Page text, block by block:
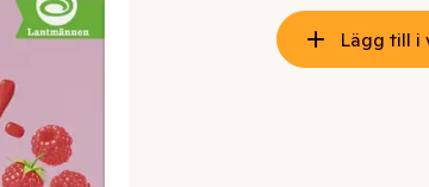
Lägg till i